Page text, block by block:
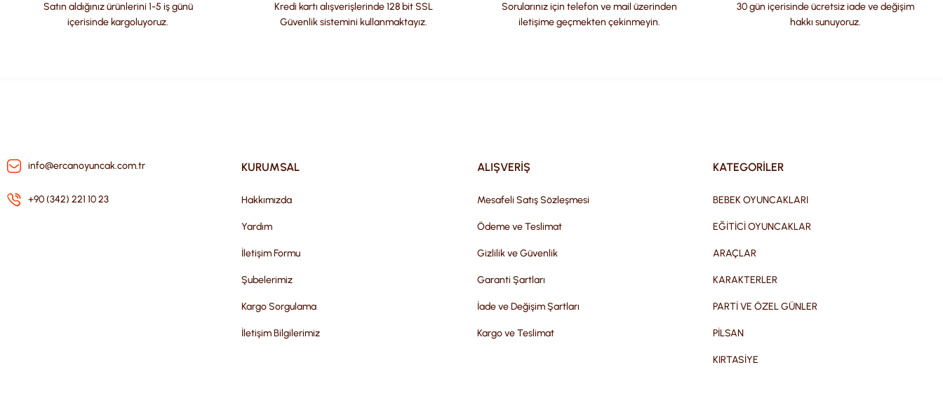
Bu ürüne benzer farklı alternatifler olmalı.
Satın aldığınız ürünlerini 1-5 iş günü
içerisinde kargoluyoruz.
Kredi kartı alışverişlerinde 128 bit SSL
Güvenlik sistemini kullanmaktayız.
Sorularınız için telefon ve mail üzerinden
iletişime geçmekten çekinmeyin.
30 gün içerisinde ücretsiz iade ve değişim
hakkı sunuyoruz.
info@ercanoyuncak.com.tr
+90 (342) 221 10 23
KURUMSAL
Hakkımızda
Yardım
İletişim Formu
Şubelerimiz
Kargo Sorgulama
İletişim Bilgilerimiz
ALIŞVERİŞ
Mesafeli Satış Sözleşmesi
Ödeme ve Teslimat
Gizlilik ve Güvenlik
Garanti Şartları
İade ve Değişim Şartları
Kargo ve Teslimat
KATEGORİLER
BEBEK OYUNCAKLARI
EĞİTİCİ OYUNCAKLAR
ARAÇLAR
KARAKTERLER
PARTİ VE ÖZEL GÜNLER
PİLSAN
KIRTASİYE